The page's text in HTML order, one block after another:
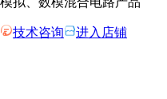
技术咨询 进入店铺